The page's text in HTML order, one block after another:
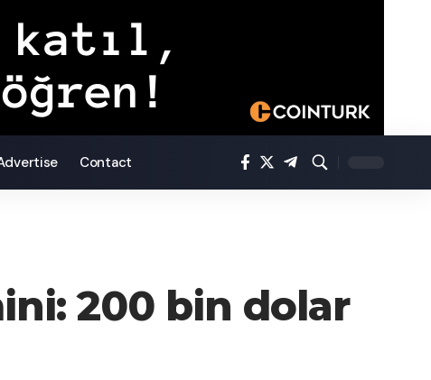
Contact
200 bin dolar